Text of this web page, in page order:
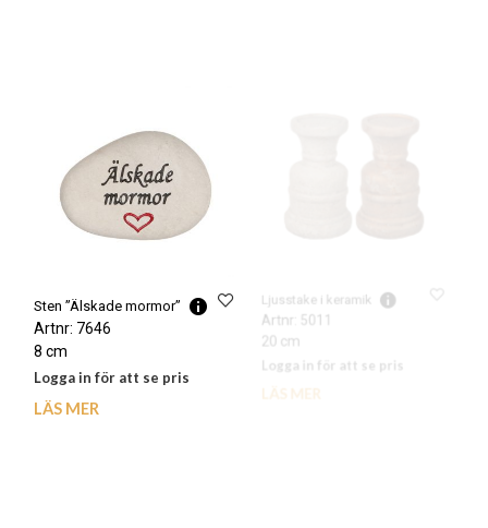
Sten ”Älskade mormor”
Artnr: 7646
8 cm
Logga in för att se pris
LÄS MER
Ljusstake i keramik
Artnr: 5011
20 cm
Logga in för att se pris